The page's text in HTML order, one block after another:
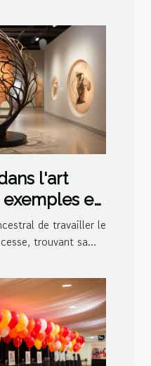
l'art
et
de travailler le
trouvant sa...